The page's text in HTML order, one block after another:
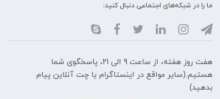
ما را در شبکه‌های اجتماعی دنبال کنید:
هفت روز هفته، از ساعت 9 الی 21، پاسخگوی شما
هستیم.(سایر مواقع در اینستاگرام یا چت آنلاین پیام
بدهید)